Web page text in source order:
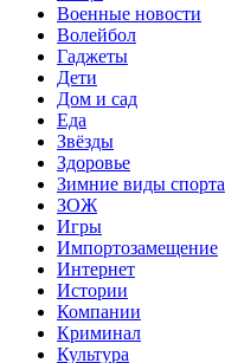
Военные новости
Волейбол
Гаджеты
Дети
Дом и сад
Еда
Звёзды
Здоровье
Зимние виды спорта
ЗОЖ
Игры
Импортозамещение
Интернет
Истории
Компании
Криминал
Культура